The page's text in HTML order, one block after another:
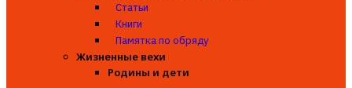
Статьи
Книги
Памятка по обряду
Жизненные вехи
Родины и дети